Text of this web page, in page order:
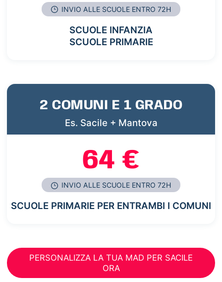
INVIO ALLE SCUOLE ENTRO 72H
SCUOLE INFANZIA
SCUOLE PRIMARIE
2 COMUNI E 1 GRADO
Es. Sacile + Mantova
64 €
INVIO ALLE SCUOLE ENTRO 72H
SCUOLE PRIMARIE PER ENTRAMBI I COMUNI
PERSONALIZZA LA TUA MAD PER SACILE
ORA